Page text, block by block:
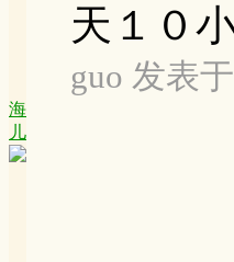
海
儿
天１０
guo 发表